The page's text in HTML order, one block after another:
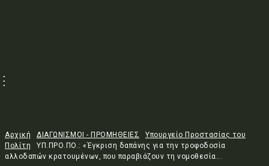
Αρχική ΔΙΑΓΩΝΙΣΜΟΙ - ΠΡΟΜΗΘΕΙΕΣ
Υπουργείο Προστασίας του
Πολίτη
ΥΠ.ΠΡΟ.ΠΟ.: «Έγκριση δαπάνης για την τροφοδοσία
αλλοδαπών κρατουμένων, που παραβιάζουν τη νομοθεσία...